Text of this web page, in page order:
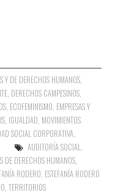
Y DE DERECHOS HUMANOS,
DERECHOS CAMPESINOS
ECOFEMINISMO EMPRESAS Y
IGUALDAD MOVIMIENTOS
SOCIAL CORPORATIVA
AUDITORÍA SOCIAL
DE DERECHOS HUMANOS
RODERO ESTEFANÍA RODERO
,TERRITORIOS